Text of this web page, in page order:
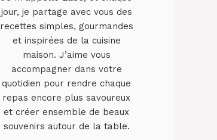
jour, je partage avec vous des
recettes simples, gourmandes
et inspirées de la cuisine
maison. J’aime vous
accompagner dans votre
quotidien pour rendre chaque
repas encore plus savoureux
et créer ensemble de beaux
souvenirs autour de la table.